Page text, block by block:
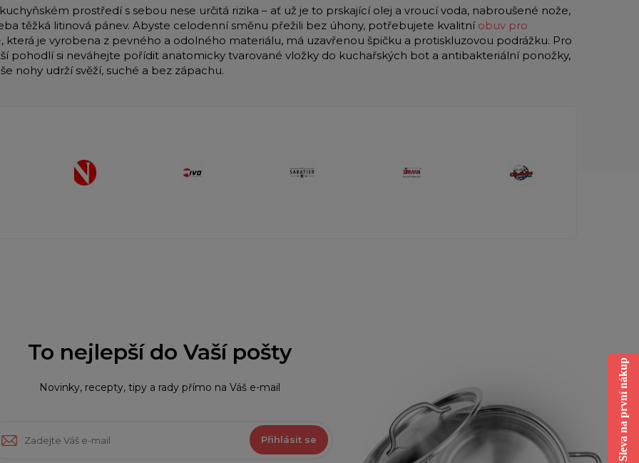
prostředí s sebou nese určitá rizika – ať už je to prskající olej a vroucí voda, nabroušené nože,
těžká litinová pánev. Abyste celodenní směnu přežili bez úhony, potřebujete kvalitní obuv pro
, která je vyrobena z pevného a odolného materiálu, má uzavřenou špičku a protiskluzovou podrážku. Pro
pohodlí si neváhejte pořídit anatomicky tvarované vložky do kuchařských bot a antibakteriální ponožky,
nohy udrží svěží, suché a bez zápachu.
To nejlepší do Vaší pošty
Novinky, recepty, tipy a rady přímo na Váš e-mail
Přihlásit se Sleva na první nákup